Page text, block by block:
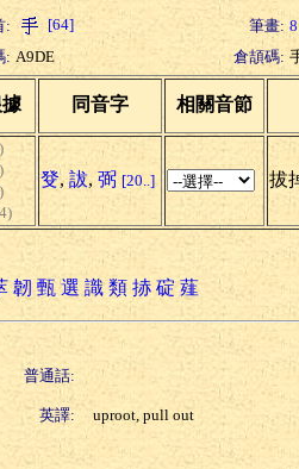
: [64] 筆畫: 8
: A9DE 倉頡碼:
同音字 相關音節
癹, 詙, 弼 [20..] 拔
韌 甄 選 識 類 捇 碇 薤
普通話:
英譯: uproot, pull out